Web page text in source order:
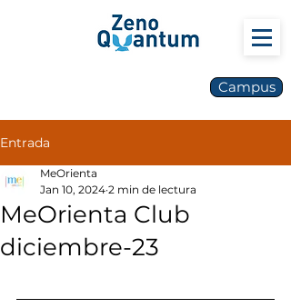
Campus
Entrada
MeOrienta Club
diciembre-23
MeOrienta
Jan 10, 2024 2 min de lectura